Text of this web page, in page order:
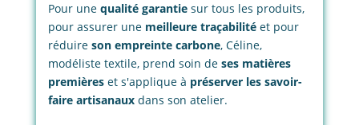
Pour unequalité garantiesur tous les produits,
pour assurer une meilleure traçabilitéet pour
réduire son empreinte carbone, Céline,
modéliste textile, prend soin de ses matières
premières et s'applique à préserver les savoir-
faire artisanauxdans son atelier.